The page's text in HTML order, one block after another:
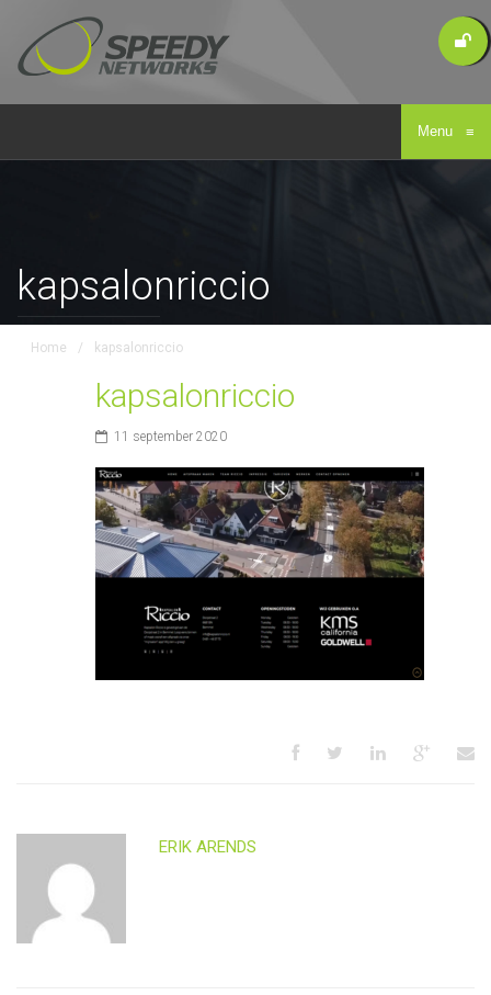
Menu ≡
kapsalonriccio
Home / kapsalonriccio
kapsalonriccio
11 september 2020
ERIK ARENDS